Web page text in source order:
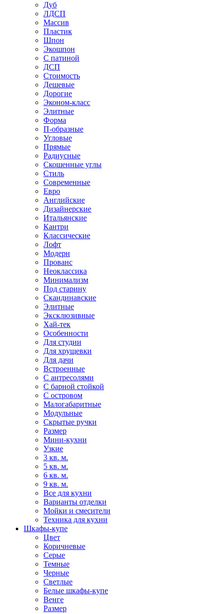
Дуб
ЛДСП
Массив
Пластик
Шпон
Экошпон
С патиной
ДСП
Стоимость
Дешевые
Дорогие
Эконом-класс
Элитные
Форма
П-образные
Угловые
Прямые
Радиусные
Скошенные углы
Стиль
Современные
Евро
Английские
Дизайнерские
Итальянские
Кантри
Классические
Лофт
Модерн
Прованс
Неоклассика
Минимализм
Под старину
Скандинавские
Элитные
Эксклюзивные
Хай-тек
Особенности
Для студии
Для хрущевки
Для дачи
Встроенные
С антресолями
С барной стойкой
С островом
Малогабаритные
Модульные
Скрытые ручки
Размер
Мини-кухни
Узкие
3 кв. м.
5 кв. м.
6 кв. м.
9 кв. м.
Все для кухни
Варианты отделки
Мойки и смесители
Техника для кухни
Шкафы-купе
Цвет
Коричневые
Серые
Темные
Черные
Светлые
Белые шкафы-купе
Венге
Размер